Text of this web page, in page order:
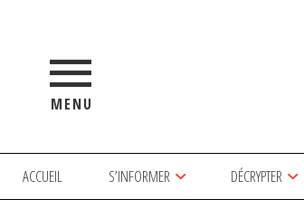
MENU
ACCUEIL S’INFORMER DÉCRYPTER